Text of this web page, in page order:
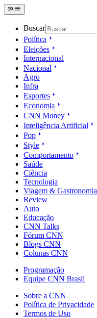
Buscar
Política
Eleições
Internacional
Nacional
Agro
Infra
Esportes
Economia
CNN Money
Inteligência Artificial
Pop
Style
Comportamento
Saúde
Ciência
Tecnologia
Viagem & Gastronomia
Review
Auto
Educação
CNN Talks
Fórum CNN
Blogs CNN
Colunas CNN
Programação
Equipe CNN Brasil
Sobre a CNN
Política de Privacidade
Termos de Uso